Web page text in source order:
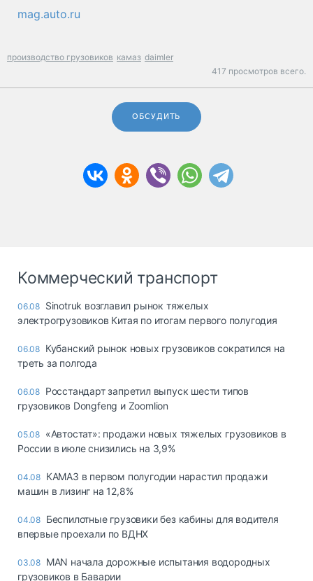
mag.auto.ru
производство грузовиков камаз daimler
417 просмотров всего.
ОБСУДИТЬ
Коммерческий транспорт
06.08 Sinotruk возглавил рынок тяжелых
электрогрузовиков Китая по итогам первого полугодия
06.08 Кубанский рынок новых грузовиков сократился на
треть за полгода
06.08 Росстандарт запретил выпуск шести типов
грузовиков Dongfeng и Zoomlion
05.08 «Автостат»: продажи новых тяжелых грузовиков в
России в июле снизились на 3,9%
04.08 КАМАЗ в первом полугодии нарастил продажи
машин в лизинг на 12,8%
04.08 Беспилотные грузовики без кабины для водителя
впервые проехали по ВДНХ
03.08 MAN начала дорожные испытания водородных
грузовиков в Баварии